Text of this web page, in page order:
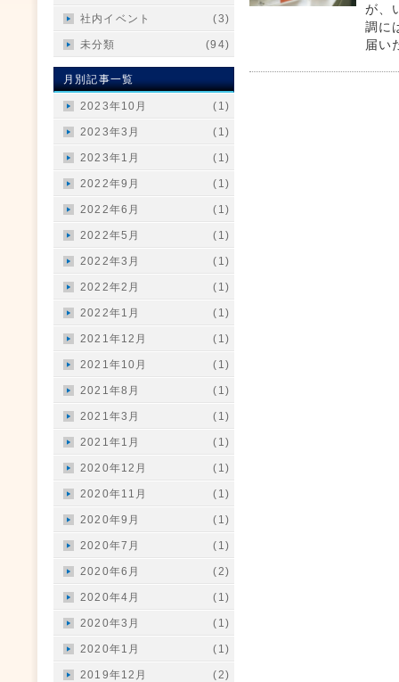
が、
調に
届い
社内イベント (3)
未分類 (94)
月別記事一覧
2023年10月 (1)
2023年3月 (1)
2023年1月 (1)
2022年9月 (1)
2022年6月 (1)
2022年5月 (1)
2022年3月 (1)
2022年2月 (1)
2022年1月 (1)
2021年12月 (1)
2021年10月 (1)
2021年8月 (1)
2021年3月 (1)
2021年1月 (1)
2020年12月 (1)
2020年11月 (1)
2020年9月 (1)
2020年7月 (1)
2020年6月 (2)
2020年4月 (1)
2020年3月 (1)
2020年1月 (1)
2019年12月 (2)